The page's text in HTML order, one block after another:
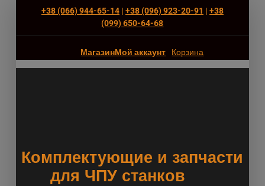
+38 (066) 944-65-14| +38 (096) 923-20-91 | +38
(‎099) 650-64-68
МагазинМой аккаунт Корзина
Комплектующие и запчасти
для ЧПУ станков